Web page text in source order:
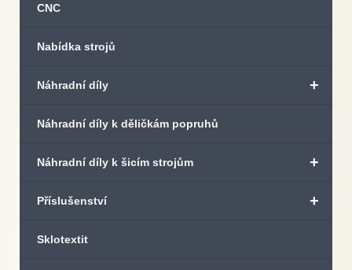
CNC
Nabídka strojů
+
Náhradní díly
Náhradní díly k děličkám popruhů
+
Náhradní díly k šicím strojům
+
Příslušenství
Sklotextit